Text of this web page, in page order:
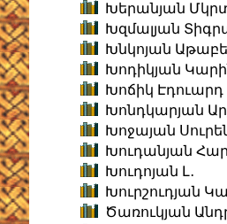
Խերանյան
Խզմալյան
Խնկոյան
Խոդիկյան
Խոճիկ Էդուարդ
Խոնդկարյան
Խոջայան
Խուդանյան
Խուդոյան Լ․
Խուրշուդյան
Ծառուկյան